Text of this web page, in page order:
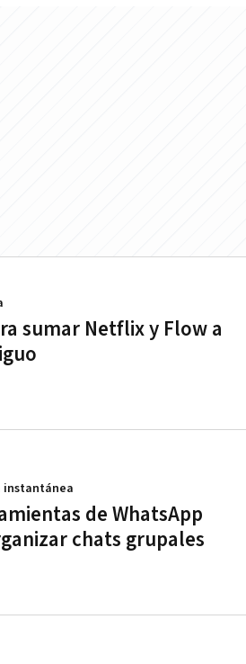
sumar Netflix y Flow a
de WhatsApp
chats grupales
instantánea